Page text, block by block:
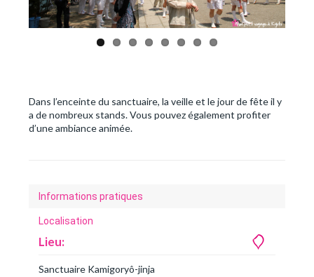
Dans l’enceinte du sanctuaire, la veille et le jour de fête il y
a de nombreux stands. Vous pouvez également profiter
d’une ambiance animée.
Informations pratiques
Localisation
Lieu:
Sanctuaire Kamigoryô-jinja